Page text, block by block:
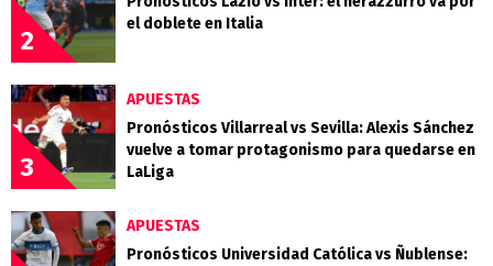
2
el doblete en Italia
3
APUESTAS
Pronósticos Villarreal vs Sevilla: Alexis Sánchez
vuelve a tomar protagonismo para quedarse en
LaLiga
APUESTAS
Pronósticos Universidad Católica vs Ñublense: